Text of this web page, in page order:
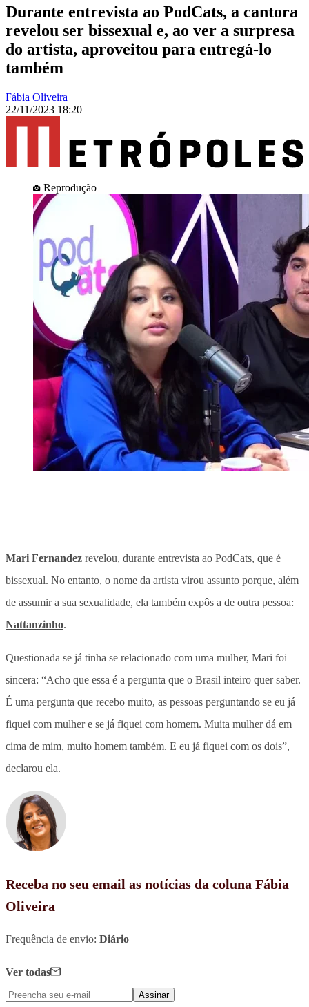
Durante entrevista ao PodCats, a cantora
revelou ser bissexual e, ao ver a surpresa
do artista, aproveitou para entregá-lo
também
Fábia Oliveira
22/11/2023 18:20
Reprodução
Mari Fernandez revelou, durante entrevista ao PodCats, que é
bissexual. No entanto, o nome da artista virou assunto porque, além
de assumir a sua sexualidade, ela também expôs a de outra pessoa:
Nattanzinho.
Questionada se já tinha se relacionado com uma mulher, Mari foi
sincera: “Acho que essa é a pergunta que o Brasil inteiro quer saber.
É uma pergunta que recebo muito, as pessoas perguntando se eu já
fiquei com mulher e se já fiquei com homem. Muita mulher dá em
cima de mim, muito homem também. E eu já fiquei com os dois”,
declarou ela.
Receba no seu email as notícias da coluna Fábia
Oliveira
Frequência de envio: Diário
Ver todas
Assinar